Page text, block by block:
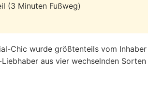
(3 Minuten Fußweg)
Chic wurde größtenteils vom
aus vier wechselnden